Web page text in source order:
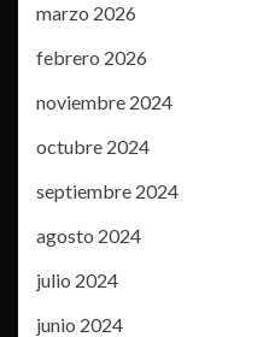
marzo 2026
febrero 2026
noviembre 2024
octubre 2024
septiembre 2024
agosto 2024
julio 2024
junio 2024